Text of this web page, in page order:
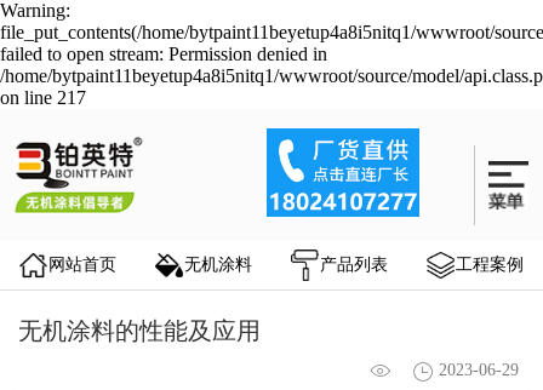
Warning:
file_put_contents(/home/bytpaint11beyetup4a8i5nitq1/wwwroot/
failed to open stream: Permission denied in
/home/bytpaint11beyetup4a8i5nitq1/wwwroot/source/model/
on line 217
网站首页 无机涂料 产品列表 工程案例
​无机涂料的性能及应用
2023-06-29